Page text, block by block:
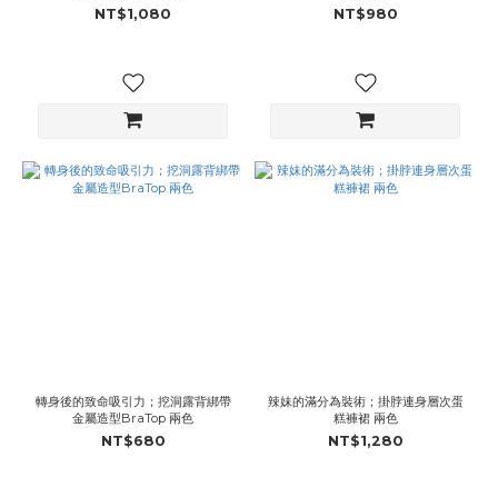
NT$1,080 NT$980
轉身後的致命吸引力；挖洞露背綁帶
金屬造型BraTop 兩色
NT$680
辣妹的滿分為裝術；掛脖連身層次蛋
糕褲裙 兩色
NT$1,280